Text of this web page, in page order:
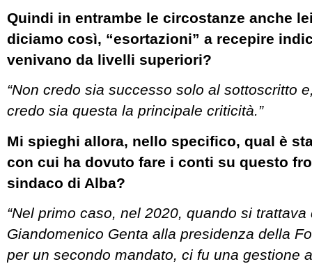
Quindi in entrambe le circostanze anche
diciamo così, “esortazioni” a recepire
venivano da livelli superiori?
“Non credo sia successo solo al sottoscritto
credo sia questa la principale criticità.”
Mi spieghi allora, nello specifico, qual è
con cui ha dovuto fare i conti su questo
sindaco di Alba?
“Nel primo caso, nel 2020, quando si
Giandomenico Genta alla presidenza della
per un secondo mandato, ci fu una gestione